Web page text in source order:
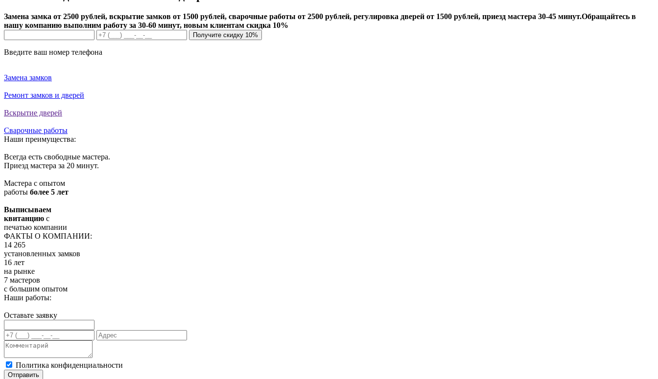
Замена замка от 2500 рублей, вскрытие замков от 1500 рублей, сварочные работы от 2500 рублей, регулировка дверей от 1500 рублей, приезд мастера 30-45 минут.Обращайтесь в
нашу компанию выполним работу за 30-60 минут, новым клиентам скидка 10%
Получите скидку 10%
Введите ваш номер телефона
Замена замков
Ремонт замков и дверей
Вскрытие дверей
Сварочные работы
Наши преимущества:
Всегда есть свободные мастера.
Приезд мастера за 20 минут.
Мастера с опытом
работы более 5 лет
Выписываем
квитанцию с
печатью компании
ФАКТЫ О КОМПАНИИ:
14 265
установленных замков
16 лет
на рынке
7 мастеров
с большим опытом
Наши работы:
Оставьте заявку
Политика конфиденциальности
Отправить